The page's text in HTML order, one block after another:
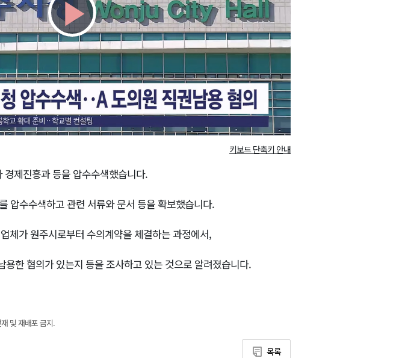
Play
Video
키보드 단축키 안내
제진흥과 등을 압수수색했습니다.
압수수색하고 관련 서류와 문서 등을 확보했습니다.
체가 원주시로부터 수의계약을 체결하는 과정에서,
용한 혐의가 있는지 등을 조사하고 있는 것으로 알려졌습니다.
및 재배포 금지.
목록